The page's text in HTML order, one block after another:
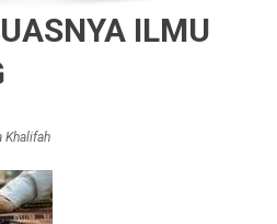
ILMU
Khalifah